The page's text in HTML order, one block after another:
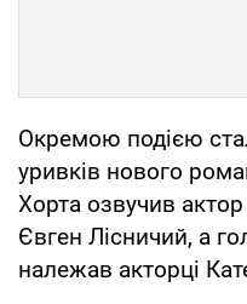
Окремою подією
уривків нового
Хорта озвучив
Євген Лісничий, а
належав акторці